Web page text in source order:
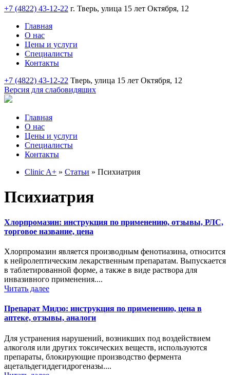
+7 (4822) 43-12-22 г. Тверь, улица 15 лет Октября, 12
Главная
О нас
Цены и услуги
Специалисты
Контакты
+7 (4822) 43-12-22 Тверь, улица 15 лет Октября, 12
Версия для слабовидящих
Главная
О нас
Цены и услуги
Специалисты
Контакты
Clinic A+ » Статьи » Психиатрия
Психиатрия
Хлорпромазин: инструкция по применению, отзывы, РЛС,
торговое название, цена
Хлорпромазин является производным фенотиазина, относится
к нейролептическим лекарственным препаратам. Выпускается
в таблетированной форме, а также в виде раствора для
инвазивного применения....
Читать далее
Препарат Мидзо: инструкция по применению, цена в
аптеке, отзывы, аналоги
Для устранения нарушений, возникших под воздействием
алкоголя или других токсических веществ, используются
препараты, блокирующие производство фермента
ацетальдегиддегидрогеназы....